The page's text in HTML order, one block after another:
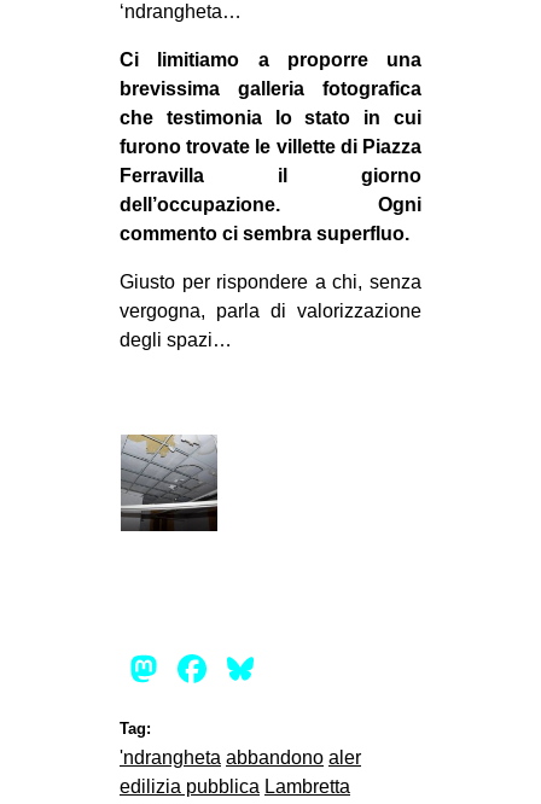
Fb
tw
bsky
ms
SEARCH
‘ndrangheta…
Ci limitiamo a proporre una
brevissima galleria fotografica
che testimonia lo stato in cui
furono trovate le villette di Piazza
Ferravilla il giorno
dell’occupazione. Ogni
commento ci sembra superfluo.
Giusto per rispondere a chi, senza
vergogna, parla di valorizzazione
degli spazi…
Mastodon
Facebook
Tag:
'ndrangheta abbandono aler
edilizia pubblica Lambretta